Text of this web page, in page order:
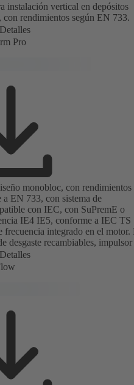
instalación vertical en depósitos
con rendimientos según EN 733.
Detalles
Pro
monobloc, con rendimientos
EN 733, con sistema de
con IEC, con SuPremE o
IE4 IE5, conforme a IEC TS
integrado en el motor.
desgaste recambiables,
mecánicos simples o dobles
intercambiable en la zona del
un desmontaje del
envolvente son
Detalles